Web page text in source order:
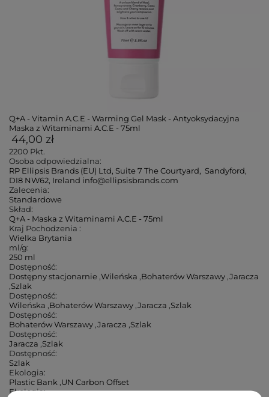
Q+A - Vitamin A.C.E - Warming Gel Mask - Antyoksydacyjna
Maska z Witaminami A.C.E - 75ml
44,00 zł
2200 Pkt.
Osoba odpowiedzialna:
RP Ellipsis Brands (EU) Ltd, Suite 7 The Courtyard, Sandyford,
DI8 NW62, Ireland info@ellipsisbrands.com
Zalecenia:
Standardowe
Skład:
Q+A - Maska z Witaminami A.C.E - 75ml
Kraj Pochodzenia :
Wielka Brytania
ml/g:
250 ml
Dostępność:
Dostępny stacjonarnie ,Wileńska ,Bohaterów Warszawy ,Jaracza
,Szlak
Dostępność:
Wileńska ,Bohaterów Warszawy ,Jaracza ,Szlak
Dostępność:
Bohaterów Warszawy ,Jaracza ,Szlak
Dostępność:
Jaracza ,Szlak
Dostępność:
Szlak
Ekologia:
Plastic Bank ,UN Carbon Offset
Ekologia: